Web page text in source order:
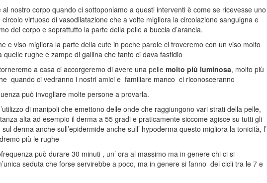
nostro corpo quando ci sottoponiamo a questi interventi è come se ricevesse uno
virtuoso di vasodilatazione che a volte migliora la circolazione sanguigna e
del corpo e soprattutto la parte della pelle a buccia d’arancia.
e viso migliora la parte della cute in poche parole ci troveremo con un viso molto
rughe e zampe di gallina che tanto ci dava fastidio
a casa ci accorgeremo di avere una pelle molto più luminosa, molto più
quando ci vedranno i nostri amici e familiare manco ci riconosceranno
può invogliare molte persone a provarla.
di manipoli che emettono delle onde che raggiungono vari strati della pelle,
alta ad esempio il derma a 55 gradi e praticamente siccome agisce su tutti gli
derma anche sull’epidermide anche sull’ hypoderma questo migliora la tonicità, l’
più le rughe
può durare 30 minuti , un’ ora al massimo ma in genere chi ci si
seduta che forse servirebbe a poco, ma in genere si fanno dei cicli tra le 7 e